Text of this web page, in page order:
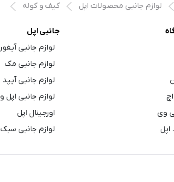
لوازم جانبی محصولات اپل کیف و کوله
وی
اپل
جانبی اپل
لوازم جانبی
لوازم جانبی مک
لوازم جانبی آیپد
لوازم جانبی اپل
اورجینال اپل
لوازم جانبی سبک